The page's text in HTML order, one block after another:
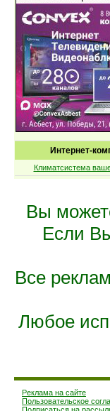
Интернет-
Климатсистема
Вы
Если
Все
Любое
Реклама на сайте
Пользовательское